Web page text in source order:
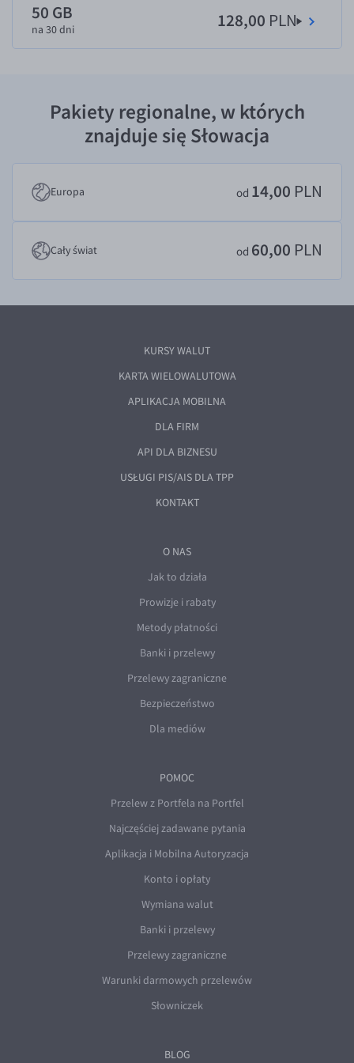
EUR/USD
EUR/GBP
EUR/CZK
EUR/CAD
50 GB
na 30 dni 128,00 PLN
Pakiety regionalne, w których
znajduje się Słowacja
Europa od 14,00 PLN
Cały świat od 60,00 PLN
KURSY WALUT
KARTA WIELOWALUTOWA
APLIKACJA MOBILNA
DLA FIRM
API DLA BIZNESU
USŁUGI PIS/AIS DLA TPP
KONTAKT
O NAS
Jak to działa
Prowizje i rabaty
Metody płatności
Banki i przelewy
Przelewy zagraniczne
Bezpieczeństwo
Dla mediów
POMOC
Przelew z Portfela na Portfel
Najczęściej zadawane pytania
Aplikacja i Mobilna Autoryzacja
Konto i opłaty
Wymiana walut
Banki i przelewy
Przelewy zagraniczne
Warunki darmowych przelewów
Słowniczek
BLOG